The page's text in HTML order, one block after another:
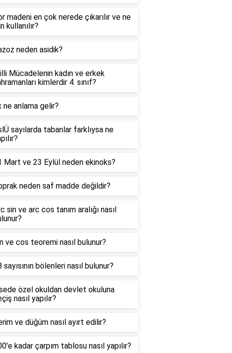
madeni en çok nerede çıkarılır ve ne
kullanılır?
neden asidik?
Mücadelenin kadın ve erkek
kimlerdir 4. sınıf?
ne anlama gelir?
sayılarda tabanlar farklıysa ne
Mart ve 23 Eylül neden ekinoks?
neden saf madde değildir?
sin ve arc cos tanım aralığı nasıl
ve cos teoremi nasıl bulunur?
sayısının bölenleri nasıl bulunur?
özel okuldan devlet okuluna
nasıl yapılır?
ve düğüm nasıl ayırt edilir?
kadar çarpım tablosu nasıl yapılır?